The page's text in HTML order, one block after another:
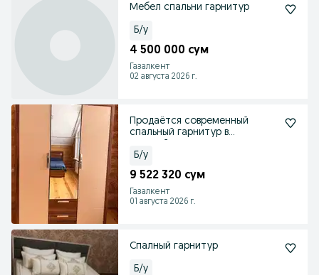
Мебел спальни гарнитур
Б/у
4 500 000 сум
Газалкент
02 августа 2026 г.
Продаётся современный
спальный гарнитур в
минималистичном
Б/у
9 522 320 сум
Газалкент
01 августа 2026 г.
Спалный гарнитур
Б/у